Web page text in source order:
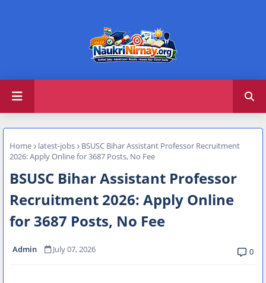
Home latest-jobs
BSUSC Bihar Assistant Professor Recruitment
2026: Apply Online for 3687 Posts, No Fee
BSUSC Bihar Assistant Professor
Recruitment 2026: Apply Online
for 3687 Posts, No Fee
Admin July 07, 2026 0